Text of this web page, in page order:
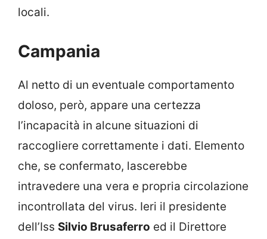
locali.
Campania
Al netto di un eventuale comportamento
doloso, però, appare una certezza
l’incapacità in alcune situazioni di
raccogliere correttamente i dati. Elemento
che, se confermato, lascerebbe
intravedere una vera e propria circolazione
incontrollata del virus. Ieri il presidente
dell’Iss Silvio Brusaferro ed il Direttore